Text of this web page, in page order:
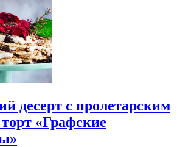
десерт с пролетарским
«Графские